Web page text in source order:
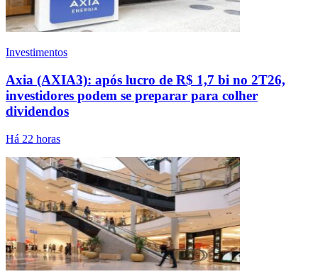
Investimentos
Axia (AXIA3): após lucro de R$ 1,7 bi no 2T26,
investidores podem se preparar para colher
dividendos
Há 22 horas